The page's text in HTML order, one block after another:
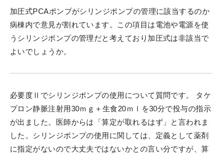
加圧式PCAポンプがシリンジポンプの管理に該当するのか
病棟内で意見が割れています。この項目は電池や電源を使
うシリンジポンプの管理だと考えており加圧式は非該当で
よいでしょうか。
必要度Ⅱでシリンジポンプの使用について質問です。 タケ
プロン静脈注射用30ｍｇ＋生食20ｍｌを30分で投与の指示
が出ました。医師からは「算定が取れるはず」と言われま
した。シリンジポンプの使用に関しては、定義として薬剤
に指定がないので大丈夫ではないかとの言い分ですが、算